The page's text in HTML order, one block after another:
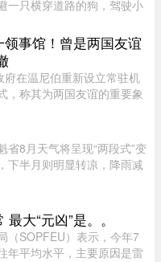
一只横穿道路的狗，驾驶小
受影响路段位于Saint-
Lavallé ...
事馆！曾是两国友谊
在温尼伯重新设立常驻机
，称其为两国友谊的重要象
同出席仪式。Giffin 表
政 ...
省8月天气将呈现“两段式”变
下半月则明显转凉，降雨减
略低 ...
大“元凶”是。。
（SOPFEU）表示，今年7
年平均水平，主要原因是雷